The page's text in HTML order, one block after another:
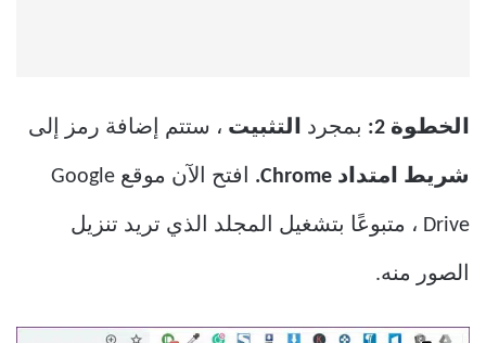
الخطوة 2: بمجرد التثبيت ، ستتم إضافة رمز إلى
شريط امتداد Chrome. افتح الآن موقع Google
Drive ، متبوعًا بتشغيل المجلد الذي تريد تنزيل
الصور منه.